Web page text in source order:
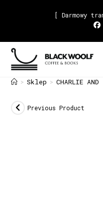
[ Darmowy
> Sklep > CHARLIE
Previous Product